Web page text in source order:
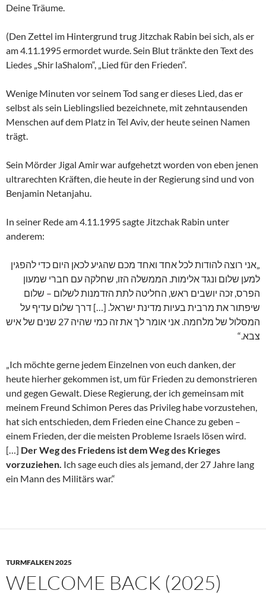
Deine Träume.
(Den Zettel im Hintergrund trug Jitzchak Rabin bei sich, als er
am 4.11.1995 ermordet wurde. Sein Blut tränkte den Text des
Liedes „Shir laShalom“, „Lied für den Frieden“.
Wenige Minuten vor seinem Tod sang er dieses Lied, das er
selbst als sein Lieblingslied bezeichnete, mit zehntausenden
Menschen auf dem Platz in Tel Aviv, der heute seinen Namen
trägt.
Sein Mörder Jigal Amir war aufgehetzt worden von eben jenen
ultrarechten Kräften, die heute in der Regierung sind und von
Benjamin Netanjahu.
In seiner Rede am 4.11.1995 sagte Jitzchak Rabin unter
anderem:
„אני רוצה להודות לכל אחד ואחד מכם שהגיע לכאן היום כדי להפגין
למען שלום ונגד אלימות. הממשלה הזו, שחלקה עם חברי שמעון
הפרס, זכה יושבים ראש, החליטה לתת הזדמנות לשלום – שלום
שיפתור את מרבית בעיות מדינת ישראל. […] דרך שלום עדיף על
המסלול של מלחמה. אני אומר לך את זה כמי שהיה 72 שנים של איש
צבא.“
„Ich möchte gerne jedem Einzelnen von euch danken, der
heute hierher gekommen ist, um für Frieden zu demonstrieren
und gegen Gewalt. Diese Regierung, der ich gemeinsam mit
meinem Freund Schimon Peres das Privileg habe vorzustehen,
hat sich entschieden, dem Frieden eine Chance zu geben –
einem Frieden, der die meisten Probleme Israels lösen wird.
[…] Der Weg des Friedens ist dem Weg des Krieges
vorzuziehen. Ich sage euch dies als jemand, der 27 Jahre lang
ein Mann des Militärs war.“
TURMFALKEN 2025
WELCOME BACK (2025)